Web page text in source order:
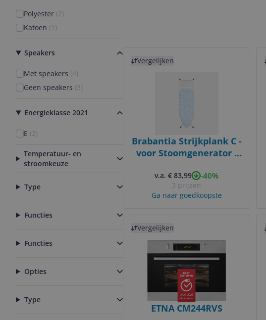
Polyester (2)
Katoen (1 )
Speakers
Met speakers (4)
Geen speakers (3)
Energieklasse 2021
E (2)
Temperatuur- en
stroomkeuze
Type
Functies
Functies
Opties
Type
Vergelijken
Brabantia Strijkplank C -
voor Stoomgenerator -
v.a. € 83,99 -40%
3 prijzen
Ga naar goedkoopste
Vergelijken
AUG 2025
ETNA CM244RVS